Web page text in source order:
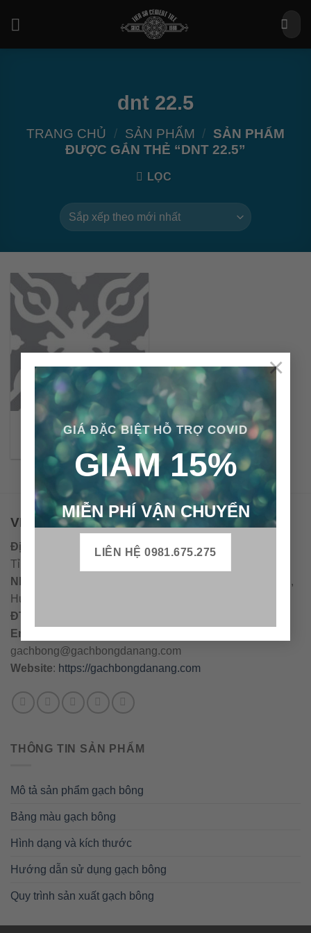
GIÁ ĐẶC BIỆT HỖ TRỢ COVID
GIẢM 15%
MIỄN PHÍ VẬN CHUYỂN
LIÊN HỆ 0981.675.275
×
Tìm
kiếm:
dnt 22.5
TRANG CHỦ / SẢN PHẨM / SẢN PHẨM
ĐƯỢC GẮN THẺ “DNT 22.5”
LỌC
Gạch bông cổ điển CTS
22.5
VPĐD - CTY TNHH GẠCH BÔNG VIỆT NAM
Địa chỉ:
CCN Quán Lát, Xã Đức Chánh, Huyện Mộ Đức,
Tỉnh Quảng Ngãi
Nhà máy miền trung:
L1 CCN Quán Lát, Xã Đức Chánh,
Huyện Mộ Đức, Tỉnh Quảng Ngãi, Việt Nam
ĐT
Email
gachbong@gachbongdanang.com
Website: https://gachbongdanang.com
THÔNG TIN SẢN PHẨM
Mô tả sản phẩm gạch bông
Bảng màu gạch bông
Hình dạng và kích thước
Hướng dẫn sử dụng gạch bông
Quy trình sản xuất gạch bông